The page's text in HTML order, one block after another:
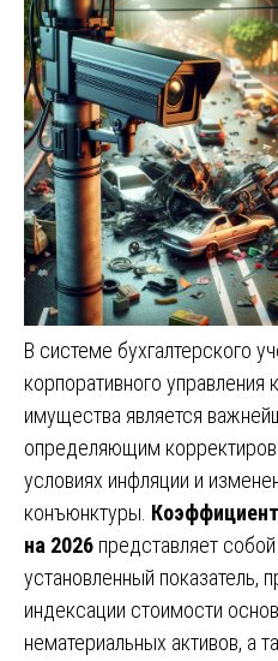
В системе бухгалтерского
корпоративного
имущества является
определяющим
условиях инфляции и
конъюнктуры.
на 2026 представляет
установленный показатель,
индексации стоимости
нематериальных активов, а